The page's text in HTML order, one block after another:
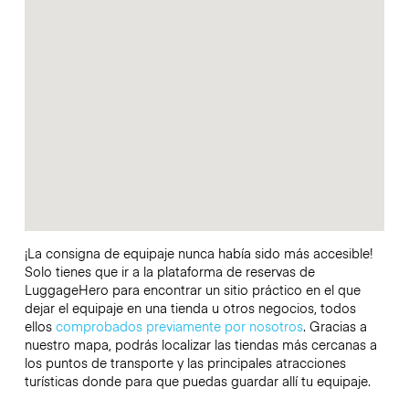
¡La consigna de equipaje nunca había sido más accesible!
Solo tienes que ir a la plataforma de reservas de
LuggageHero para encontrar un sitio práctico en el que
dejar el equipaje en una tienda u otros negocios, todos
ellos comprobados previamente por nosotros. Gracias a
nuestro mapa, podrás localizar las tiendas más cercanas a
los puntos de transporte y las principales atracciones
turísticas donde para que puedas guardar allí tu equipaje.